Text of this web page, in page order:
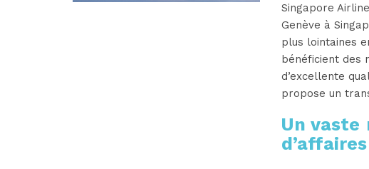
Singapore
Genève à
plus lointaines
bénéficient des
d’excellente
propose un
Un vaste
d’affaires